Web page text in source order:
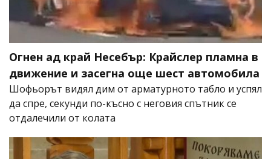
Огнен ад край Несебър: Крайслер пламна в
движение и засегна още шест автомобила
Шофьорът видял дим от арматурното табло и успял
да спре, секунди по-късно с неговия спътник се
отдалечили от колата